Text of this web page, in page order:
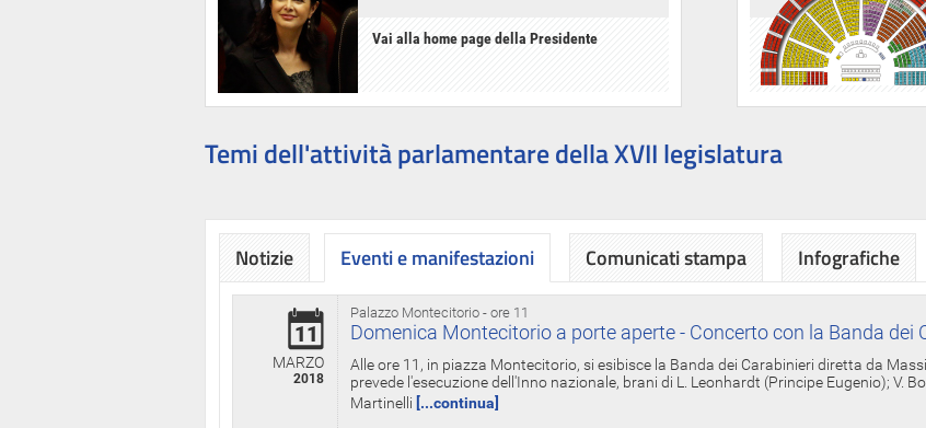
Vai alla home page della Presidente
Temi dell'attività parlamentare della XVII legislatura
Notizie Eventi e manifestazioni
Palazzo Montecitorio - ore 11
11
MARZO
2018
Domenica Montecitorio a porte aperte - Concerto con la Banda dei
Alle ore 11, in piazza Montecitorio, si esibisce la Banda dei Carabinieri diretta da
prevede l'esecuzione dell'Inno nazionale, brani di L. Leonhardt (Principe Eugenio); V.
Martinelli [...continua]
Comunicati stampa Infografiche